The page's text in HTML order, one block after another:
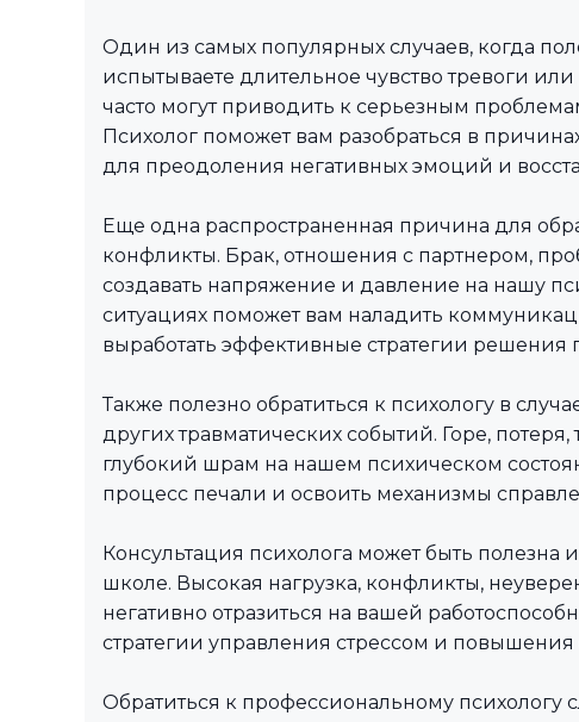
Один из самых популярных случаев, когда
испытываете длительное чувство тревоги
часто могут приводить к серьезным
Психолог поможет вам разобраться в
для преодоления негативных эмоций и
Еще одна распространенная причина для
конфликты. Брак, отношения с партнером,
создавать напряжение и давление на нашу
ситуациях поможет вам наладить
выработать эффективные стратегии решения
Также полезно обратиться к психологу в
других травматических событий. Горе,
глубокий шрам на нашем психическом
процесс печали и освоить механизмы
Консультация психолога может быть полезна
школе. Высокая нагрузка, конфликты,
негативно отразиться на вашей
стратегии управления стрессом и
Обратиться к профессиональному психологу